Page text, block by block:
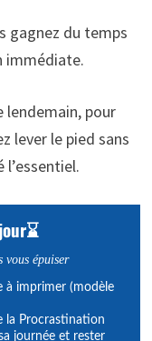
gagnez du temps
immédiate.
lendemain, pour
lever le pied sans
l’essentiel.